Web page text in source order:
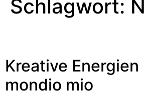
Schlagwort:
Kreative Energien
mondio mio